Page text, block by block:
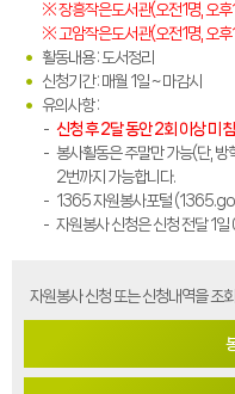
※ 장흥작은도서관(오전1명, 오후
※ 고암작은도서관(오전1명, 오후
활동내용 : 도서정리
신청기간 : 매월 1일 ~ 마감시
유의사항 :
신청 후 2달 동안 2회 이상 미
봉사활동은 주말만 가능(단, 방
2번까지 가능합니다.
1365 자원봉사포털
자원봉사 신청은 신청 전달 1
자원봉사 신청 또는 신청내역을 조